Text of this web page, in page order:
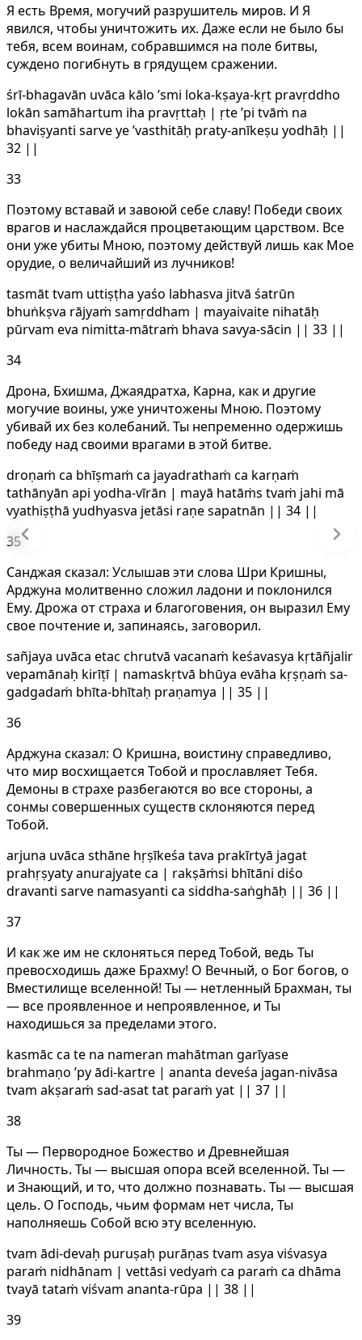
Я есть Время, могучий разрушитель миров. И Я
явился, чтобы уничтожить их. Даже если не было бы
тебя, всем воинам, собравшимся на поле битвы,
суждено погибнуть в грядущем сражении.
śrī-bhagavān uvāca kālo ’smi loka-kṣaya-kṛt pravṛddho
lokān samāhartum iha pravṛttaḥ | ṛte ’pi tvāṁ na
bhaviṣyanti sarve ye ’vasthitāḥ praty-anīkeṣu yodhāḥ ||
32 ||
33
Поэтому вставай и завоюй себе славу! Победи своих
врагов и наслаждайся процветающим царством. Все
они уже убиты Мною, поэтому действуй лишь как Мое
орудие, о величайший из лучников!
tasmāt tvam uttiṣṭha yaśo labhasva jitvā śatrūn
bhuṅkṣva rājyaṁ samṛddham | mayaivaite nihatāḥ
pūrvam eva nimitta-mātraṁ bhava savya-sācin || 33 ||
34
Дрона, Бхишма, Джаядратха, Карна, как и другие
могучие воины, уже уничтожены Мною. Поэтому
убивай их без колебаний. Ты непременно одержишь
победу над своими врагами в этой битве.
droṇaṁ ca bhīṣmaṁ ca jayadrathaṁ ca karṇaṁ
tathānyān api yodha-vīrān | mayā hatāṁs tvaṁ jahi mā
vyathiṣṭhā yudhyasva jetāsi raṇe sapatnān || 34 ||
35
Санджая сказал: Услышав эти слова Шри Кришны,
Арджуна молитвенно сложил ладони и поклонился
Ему. Дрожа от страха и благоговения, он выразил Ему
свое почтение и, запинаясь, заговорил.
sañjaya uvāca etac chrutvā vacanaṁ keśavasya kṛtāñjalir
vepamānaḥ kirīṭī | namaskṛtvā bhūya evāha kṛṣṇaṁ sa-
gadgadaṁ bhīta-bhītaḥ praṇamya || 35 ||
36
Арджуна сказал: О Кришна, воистину справедливо,
что мир восхищается Тобой и прославляет Тебя.
Демоны в страхе разбегаются во все стороны, а
сонмы совершенных существ склоняются перед
Тобой.
arjuna uvāca sthāne hṛṣīkeśa tava prakīrtyā jagat
prahṛṣyaty anurajyate ca | rakṣāṁsi bhītāni diśo
dravanti sarve namasyanti ca siddha-saṅghāḥ || 36 ||
37
И как же им не склоняться перед Тобой, ведь Ты
превосходишь даже Брахму! О Вечный, о Бог богов, о
Вместилище вселенной! Ты — нетленный Брахман, ты
— все проявленное и непроявленное, и Ты
находишься за пределами этого.
kasmāc ca te na nameran mahātman garīyase
brahmaṇo ’py ādi-kartre | ananta deveśa jagan-nivāsa
tvam akṣaraṁ sad-asat tat paraṁ yat || 37 ||
38
Ты — Первородное Божество и Древнейшая
Личность. Ты — высшая опора всей вселенной. Ты —
и Знающий, и то, что должно познавать. Ты — высшая
цель. О Господь, чьим формам нет числа, Ты
наполняешь Собой всю эту вселенную.
tvam ādi-devaḥ puruṣaḥ purāṇas tvam asya viśvasya
paraṁ nidhānam | vettāsi vedyaṁ ca paraṁ ca dhāma
tvayā tataṁ viśvam ananta-rūpa || 38 ||
39